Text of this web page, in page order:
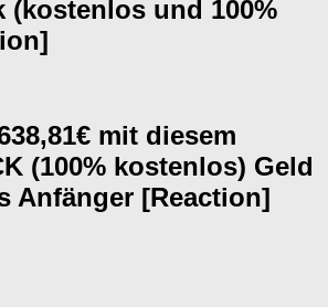
(kostenlos und 100%
mit diesem
(100% kostenlos) Geld
Anfänger [Reaction]